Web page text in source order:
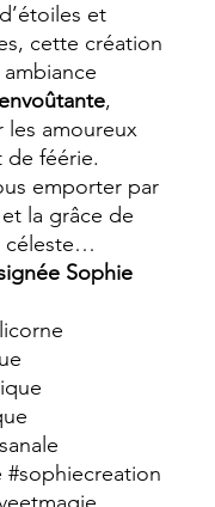
et
cette création
,
les amoureux
de féérie.
emporter par
et la grâce de
céleste…
Sophie
#sophiecreation